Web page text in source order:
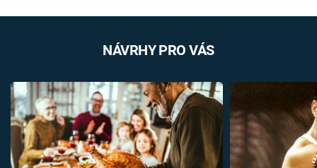
NÁVRHY PRO VÁS